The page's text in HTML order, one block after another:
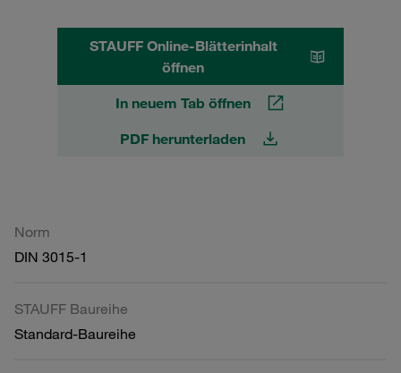
STAUFF Online-Blätterinhalt
öffnen
In neuem Tab öffnen
PDF herunterladen
Norm
DIN 3015-1
STAUFF Baureihe
Standard-Baureihe